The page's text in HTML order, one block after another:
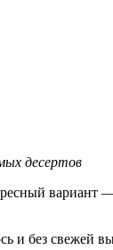
десертов
вариант —
и без свежей